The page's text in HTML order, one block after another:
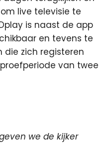
live televisie te
is naast de app
en tevens te
die zich registeren
van twee
we de kijker